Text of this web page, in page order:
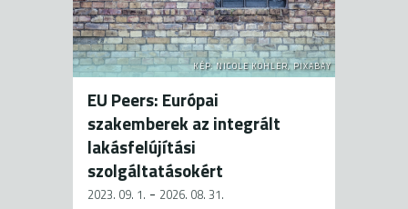
KÉP: NICOLE KÖHLER, PIXABAY
EU Peers: Európai
szakemberek az integrált
lakásfelújítási
szolgáltatásokért
2023. 09. 1. - 2026. 08. 31.